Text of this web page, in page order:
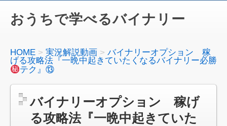
おうちで学べるバイナリー
HOME 実況解説動画
バイナリーオプション 稼
げる攻略法『一晩中起きていたくなるバイナリー必勝
テク』⑬
バイナリーオプション 稼げ
る攻略法『一晩中起きていた